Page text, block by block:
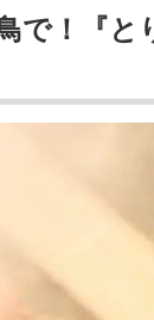
で！『と